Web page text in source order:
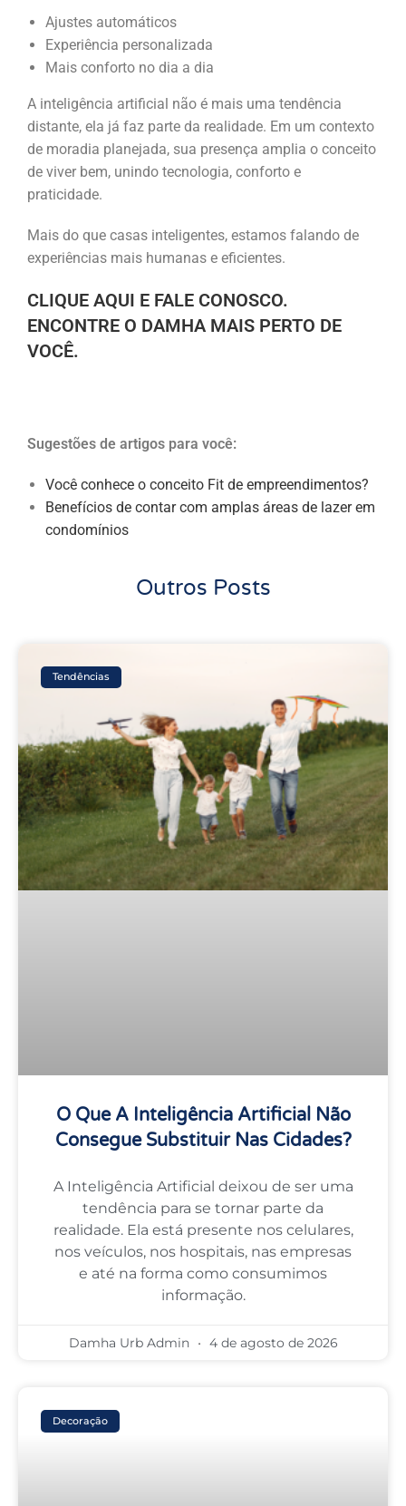
Ajustes automáticos
Experiência personalizada
Mais conforto no dia a dia
A inteligência artificial não é mais uma tendência
distante, ela já faz parte da realidade. Em um contexto
de moradia planejada, sua presença amplia o conceito
de viver bem, unindo tecnologia, conforto e
praticidade.
Mais do que casas inteligentes, estamos falando de
experiências mais humanas e eficientes.
CLIQUE AQUI E FALE CONOSCO.
ENCONTRE O DAMHA MAIS PERTO DE
VOCÊ.
Sugestões de artigos para você:
Você conhece o conceito Fit de empreendimentos?
Benefícios de contar com amplas áreas de lazer em
condomínios
Outros Posts
Tendências
O Que A Inteligência Artificial Não
Consegue Substituir Nas Cidades?
A Inteligência Artificial deixou de ser uma
tendência para se tornar parte da
realidade. Ela está presente nos celulares,
nos veículos, nos hospitais, nas empresas
e até na forma como consumimos
informação.
Damha Urb Admin 4 de agosto de 2026
Decoração